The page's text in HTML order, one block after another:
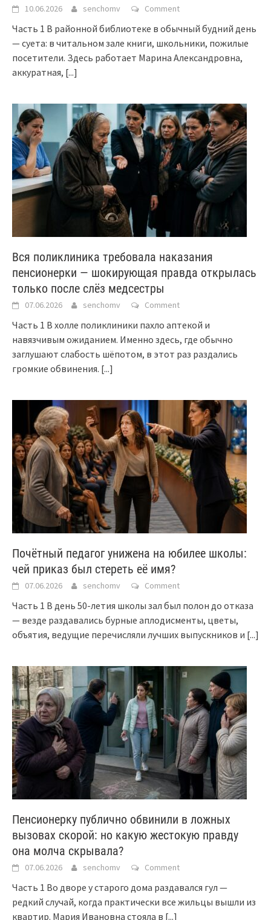
10.06.2026 senchomv Comment
Часть 1 В районной библиотеке в обычный будний день
— суета: в читальном зале книги, школьники, пожилые
посетители. Здесь работает Марина Александровна,
аккуратная, [...]
Вся поликлиника требовала наказания
пенсионерки — шокирующая правда открылась
только после слёз медсестры
07.06.2026 senchomv Comment
Часть 1 В холле поликлиники пахло аптекой и
навязчивым ожиданием. Именно здесь, где обычно
заглушают слабость шёпотом, в этот раз раздались
громкие обвинения. [...]
Почётный педагог унижена на юбилее школы:
чей приказ был стереть её имя?
07.06.2026 senchomv Comment
Часть 1 В день 50-летия школы зал был полон до отказа
— везде раздавались бурные аплодисменты, цветы,
объятия, ведущие перечисляли лучших выпускников и [...]
Пенсионерку публично обвинили в ложных
вызовах скорой: но какую жестокую правду
она молча скрывала?
07.06.2026 senchomv Comment
Часть 1 Во дворе у старого дома раздавался гул —
редкий случай, когда практически все жильцы вышли из
квартир. Мария Ивановна стояла в [...]